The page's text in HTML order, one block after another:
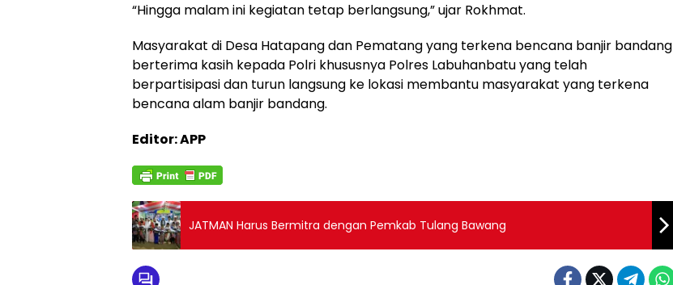
“Hingga malam ini kegiatan tetap berlangsung,” ujar Rokhmat.
Masyarakat di Desa Hatapang dan Pematang yang terkena bencana banjir bandang
berterima kasih kepada Polri khususnya Polres Labuhanbatu yang telah
berpartisipasi dan turun langsung ke lokasi membantu masyarakat yang terkena
bencana alam banjir bandang.
Editor: APP
JATMAN Harus Bermitra dengan Pemkab Tulang Bawang